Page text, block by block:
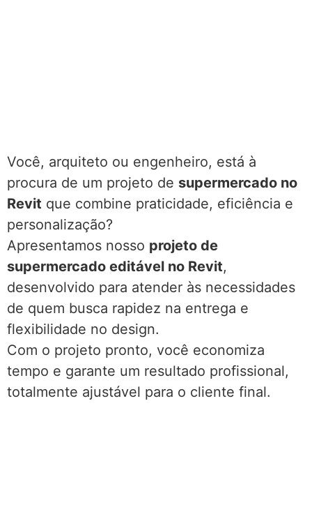
Você, arquiteto ou engenheiro, está à
procura de um projeto de supermercado no
Revit que combine praticidade, eficiência e
personalização?
Apresentamos nosso projeto de
supermercado editável no Revit,
desenvolvido para atender às necessidades
de quem busca rapidez na entrega e
flexibilidade no design.
Com o projeto pronto, você economiza
tempo e garante um resultado profissional,
totalmente ajustável para o cliente final.